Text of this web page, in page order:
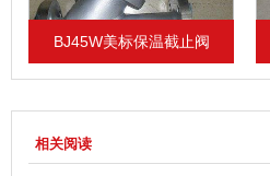
A105美标锻钢截止阀
相关阅读